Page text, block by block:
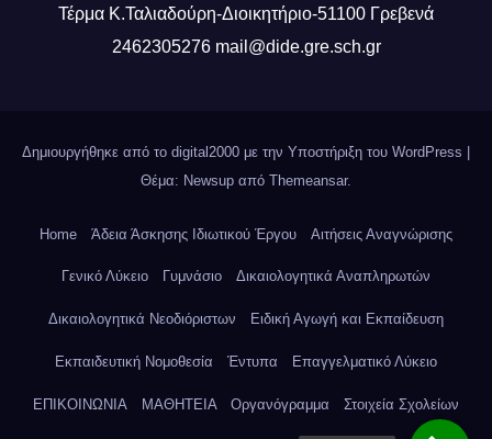
Τέρμα Κ.Ταλιαδούρη-Διοικητήριο-51100 Γρεβενά
2462305276 mail@dide.gre.sch.gr
Δημιουργήθηκε από το digital2000 με την Υποστήριξη του WordPress
Θέμα: Newsup από Themeansar.
Home Άδεια Άσκησης Ιδιωτικού Έργου Αιτήσεις Αναγνώρισης
Γενικό Λύκειο Γυμνάσιο Δικαιολογητικά Αναπληρωτών
Δικαιολογητικά Νεοδιόριστων Ειδική Αγωγή και Εκπαίδευση
Εκπαιδευτική Νομοθεσία Έντυπα Επαγγελματικό Λύκειο
ΕΠΙΚΟΙΝΩΝΙΑ ΜΑΘΗΤΕΙΑ Οργανόγραμμα Στοιχεία Σχολείων